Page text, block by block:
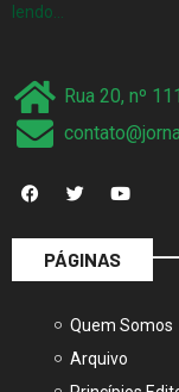
lendo…
Rua 20, nº
PÁGINAS
Quem Somos
Arquivo